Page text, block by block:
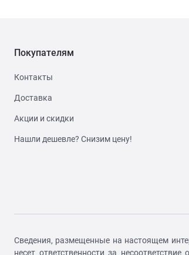
Покупателям
Контакты
Доставка
Акции и скидки
Нашли дешевле? Снизим цену!
Сведения, размещенные на настоящем
несет ответственности за